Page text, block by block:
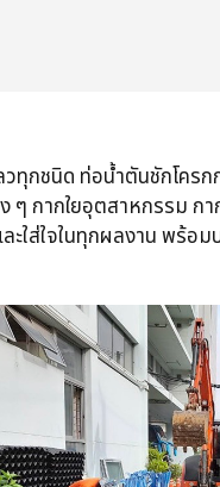
ทุกชนิด​ ท่อน้ำตันชักโคร
กากใยอุตสาหกรรม​ ก
ส่ใจในทุกผลงาน​ พร้อม